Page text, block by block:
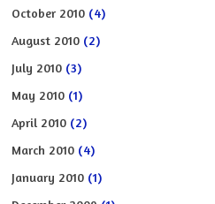
October 2010 (4)
August 2010 (2)
July 2010 (3)
May 2010 (1)
April 2010 (2)
March 2010 (4)
January 2010 (1)